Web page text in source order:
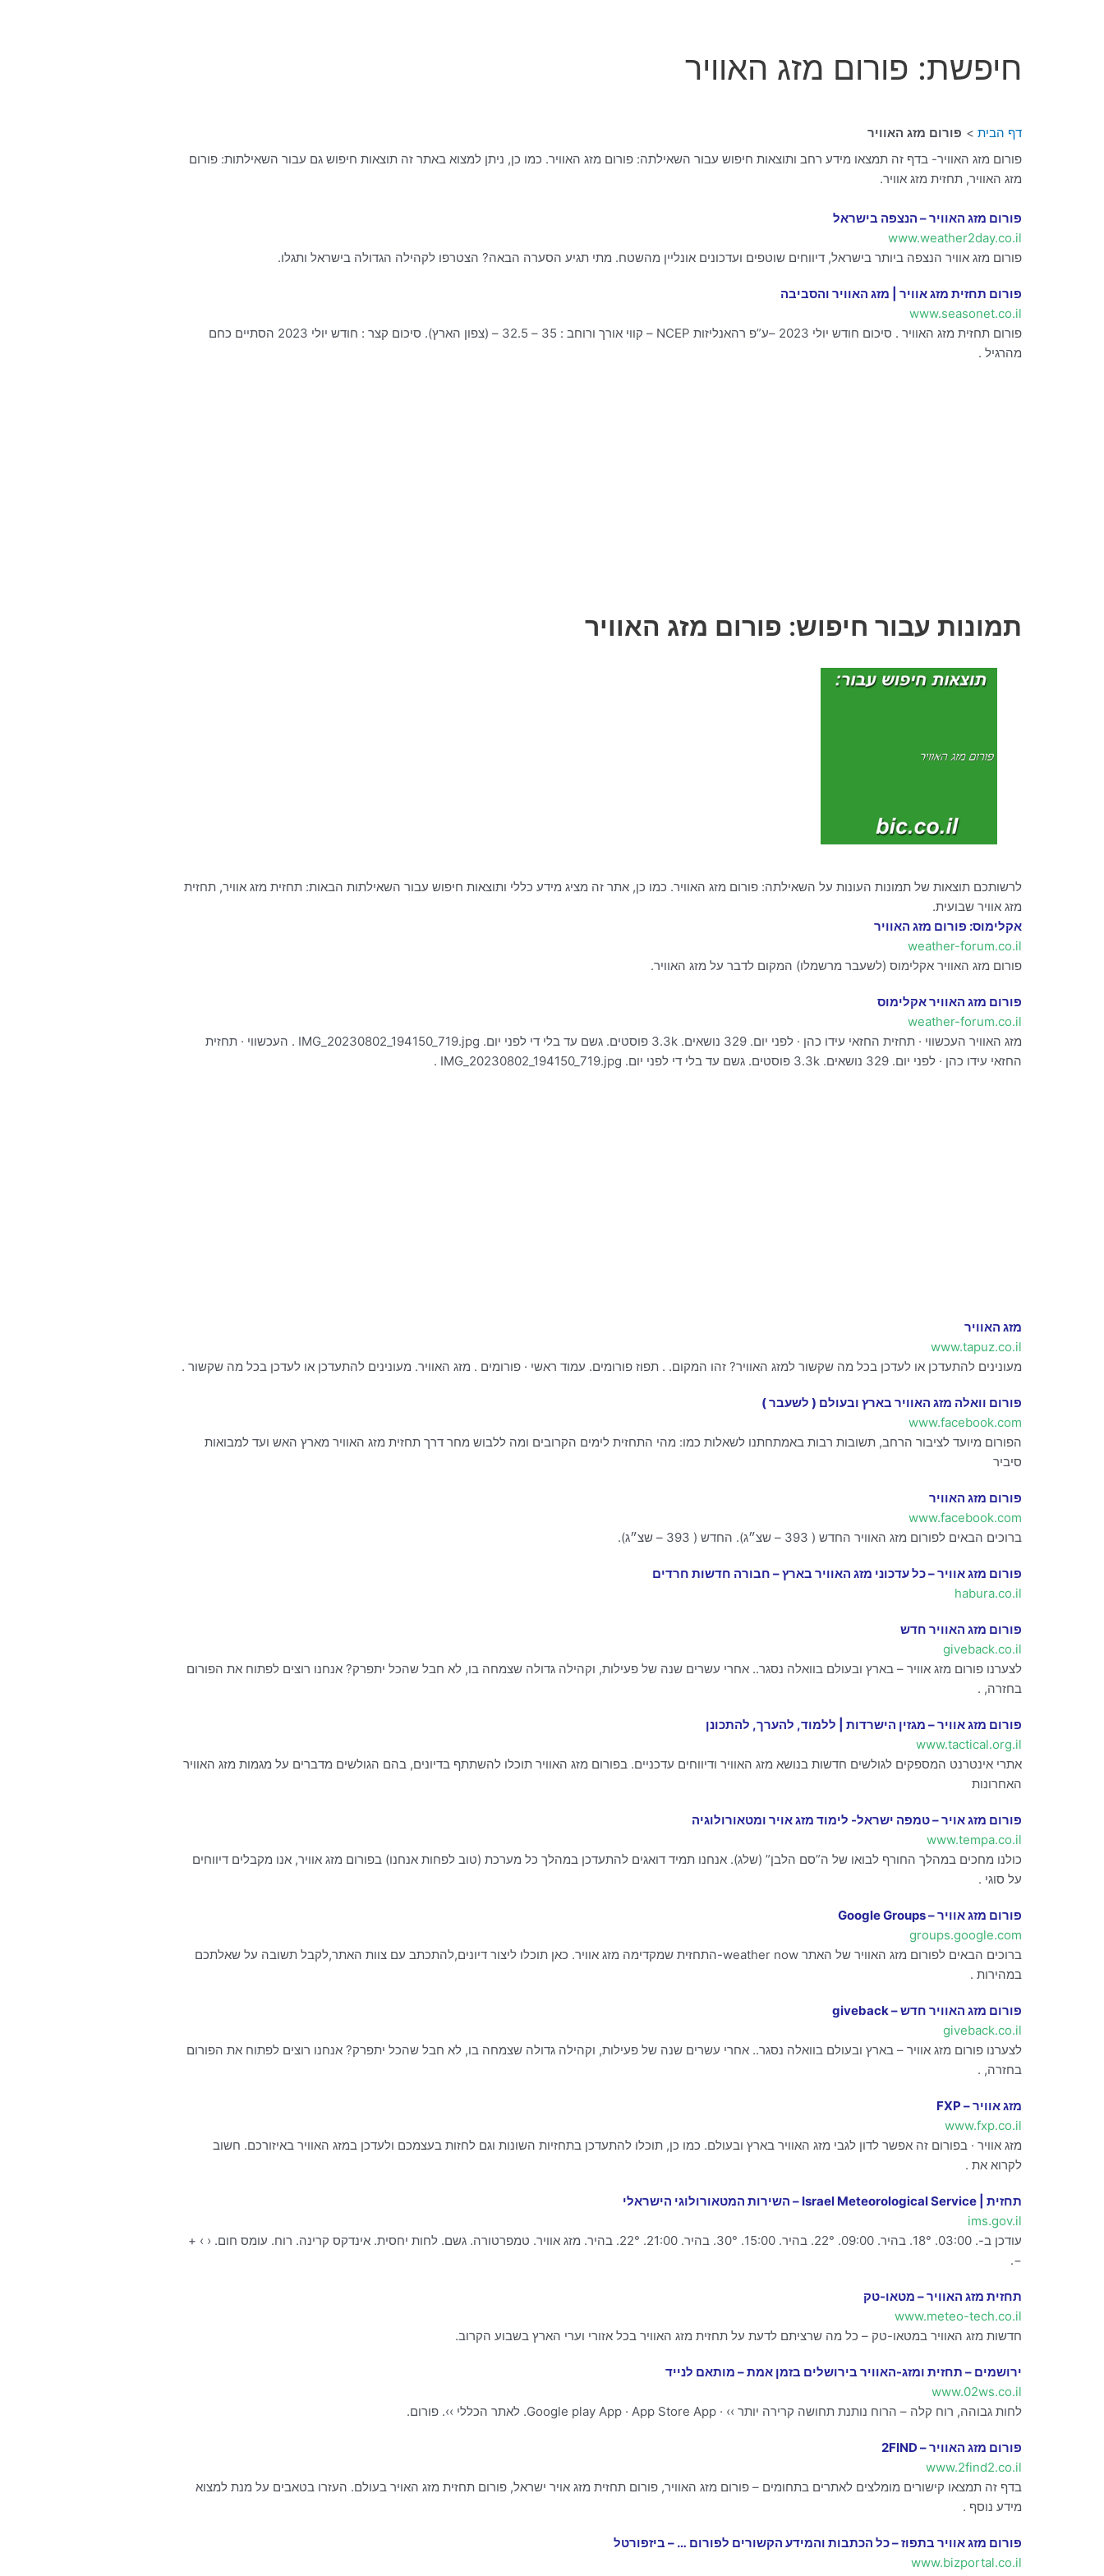
חיפשת: פורום מזג האוויר
דף הבית
פורום מזג האוויר
פורום מזג האוויר- בדף זה תמצאו מידע רחב ותוצאות חיפוש עבור השאילתה: פורום מזג האוויר. כמו כן, ניתן למצוא באתר זה תוצאות חיפוש גם עבור השאילתות: פורום
מזג האוויר, תחזית מזג אוויר.
פורום מזג האוויר – הנצפה בישראל
www.weather2day.co.il
פורום מזג אוויר הנצפה ביותר בישראל, דיווחים שוטפים ועדכונים אונליין מהשטח. מתי תגיע הסערה הבאה? הצטרפו לקהילה הגדולה בישראל ותגלו.
פורום תחזית מזג אוויר | מזג האוויר והסביבה
www.seasonet.co.il
פורום תחזית מזג האוויר . סיכום חודש יולי 2023 –ע”פ רהאנליזות NCEP – קווי אורך ורוחב : 35 – 32.5 – (צפון הארץ). סיכום קצר : חודש יולי 2023 הסתיים כחם
מהרגיל .
תמונות עבור חיפוש: פורום מזג האוויר
לרשותכם תוצאות של תמונות העונות על השאילתה: פורום מזג האוויר. כמו כן, אתר זה מציג מידע כללי ותוצאות חיפוש עבור השאילתות הבאות: תחזית מזג אוויר, תחזית
מזג אוויר שבועית.
אקלימוס: פורום מזג האוויר
weather-forum.co.il
פורום מזג האוויר אקלימוס (לשעבר מרשמלו) המקום לדבר על מזג האוויר.
פורום מזג האוויר אקלימוס
weather-forum.co.il
מזג האוויר העכשווי · תחזית החזאי עידו כהן · לפני יום. 329 נושאים. 3.3k פוסטים. גשם עד בלי די לפני יום. IMG_20230802_194150_719.jpg . העכשווי · תחזית
החזאי עידו כהן · לפני יום. 329 נושאים. 3.3k פוסטים. גשם עד בלי די לפני יום. IMG_20230802_194150_719.jpg .
מזג האוויר
www.tapuz.co.il
מעונינים להתעדכן או לעדכן בכל מה שקשור למזג האוויר? זהו המקום. . תפוז פורומים. עמוד ראשי · פורומים . מזג האוויר. מעונינים להתעדכן או לעדכן בכל מה שקשור .
פורום וואלה מזג האוויר בארץ ובעולם ( לשעבר )
www.facebook.com
הפורום מיועד לציבור הרחב, תשובות רבות באמתחתנו לשאלות כמו: מהי התחזית לימים הקרובים ומה ללבוש מחר דרך תחזית מזג האוויר מארץ האש ועד למבואות
סיביר
פורום מזג האוויר
www.facebook.com
ברוכים הבאים לפורום מזג האוויר החדש ( 393 – שצ״ג)‎. החדש ( 393 – שצ״ג)‎.
פורום מזג אוויר – כל עדכוני מזג האוויר בארץ – חבורה חדשות חרדים
habura.co.il
פורום מזג האוויר חדש
giveback.co.il
לצערנו פורום מזג אוויר – בארץ ובעולם בוואלה נסגר.. אחרי עשרים שנה של פעילות, וקהילה גדולה שצמחה בו, לא חבל שהכל יתפרק? אנחנו רוצים לפתוח את הפורום
בחזרה, .
פורום מזג אוויר – מגזין הישרדות | ללמוד, להערך, להתכונן
www.tactical.org.il
אתרי אינטרנט המספקים לגולשים חדשות בנושא מזג האוויר ודיווחים עדכניים. בפורום מזג האוויר תוכלו להשתתף בדיונים, בהם הגולשים מדברים על מגמות מזג האוויר
האחרונות
פורום מזג אויר – טמפה ישראל- לימוד מזג אויר ומטאורולוגיה
www.tempa.co.il
כולנו מחכים במהלך החורף לבואו של ה”סם הלבן” (שלג). אנחנו תמיד דואגים להתעדכן במהלך כל מערכת (טוב לפחות אנחנו) בפורום מזג אוויר, אנו מקבלים דיווחים
על סוגי .
פורום מזג אוויר – Google Groups
groups.google.com
ברוכים הבאים לפורום מזג האוויר של האתר weather now-התחזית שמקדימה מזג אוויר. כאן תוכלו ליצור דיונים,להתכתב עם צוות האתר,לקבל תשובה על שאלתכם
במהירות .
פורום מזג האוויר חדש – giveback
giveback.co.il
לצערנו פורום מזג אוויר – בארץ ובעולם בוואלה נסגר.. אחרי עשרים שנה של פעילות, וקהילה גדולה שצמחה בו, לא חבל שהכל יתפרק? אנחנו רוצים לפתוח את הפורום
בחזרה, .
מזג אוויר – FXP
www.fxp.co.il
מזג אוויר · בפורום זה אפשר לדון לגבי מזג האוויר בארץ ובעולם. כמו כן, תוכלו להתעדכן בתחזיות השונות וגם לחזות בעצמכם ולעדכן במזג האוויר באיזורכם. חשוב
לקרוא את .
תחזית | Israel Meteorological Service – השירות המטאורולוגי הישראלי
ims.gov.il
עודכן ב-. 03:00. 18°. בהיר. 09:00. 22°. בהיר. 15:00. 30°. בהיר. 21:00. 22°. בהיר. מזג אוויר. טמפרטורה. גשם. לחות יחסית. אינדקס קרינה. רוח. עומס חום. ‹ › +
−.
תחזית מזג האוויר – מטאו-טק
www.meteo-tech.co.il
חדשות מזג האוויר במטאו-טק – כל מה שרציתם לדעת על תחזית מזג האוויר בכל אזורי וערי הארץ בשבוע הקרוב.
ירושמים – תחזית ומזג-האוויר בירושלים בזמן אמת – מותאם לנייד
www.02ws.co.il
לחות גבוהה, רוח קלה – הרוח נותנת תחושה קרירה יותר ›› · Google play App · App Store App. לאתר הכללי ››. פורום.
פורום מזג האוויר – 2FIND
www.2find2.co.il
בדף זה תמצאו קישורים מומלצים לאתרים בתחומים – פורום מזג האוויר, פורום תחזית מזג אויר ישראל, פורום תחזית מזג האויר בעולם. העזרו בטאבים על מנת למצוא
מידע נוסף .
פורום מזג אוויר בתפוז – כל הכתבות והמידע הקשורים לפורום … – ביזפורטל
www.bizportal.co.il